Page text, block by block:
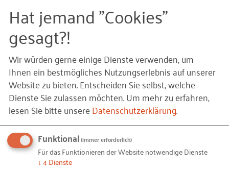
"Um Frauen zur Gründung zu
Vorbilder, die einen authentischen
Einblick geben und inspirieren. Eine
Beratung, die die Lebensumstände von
Frauen berücksichtigt, trägt dazu bei,
dass mehr Gründerinnen ihr Potenzial
für Wirtschaft und Gesellschaft
entfalten.
Hat jemand "Cookies"
gesagt?!
Wir würden gerne einige Dienste verwenden, um
Ihnen ein bestmögliches Nutzungserlebnis auf unserer
Website zu bieten. Entscheiden Sie selbst, welche
Dienste Sie zulassen möchten.Um mehr zu erfahren,
lesen Sie bitte unsereDatenschutzerklärung.
Funktional(immer erforderlich)
Für das Funktionieren der Website notwendige Dienste
↓ 4Dienste